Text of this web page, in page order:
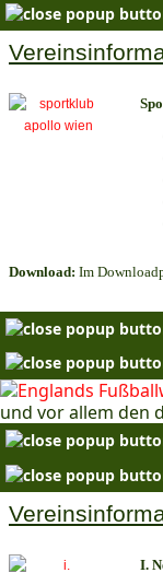
Download: Im
und vor allem den
I.